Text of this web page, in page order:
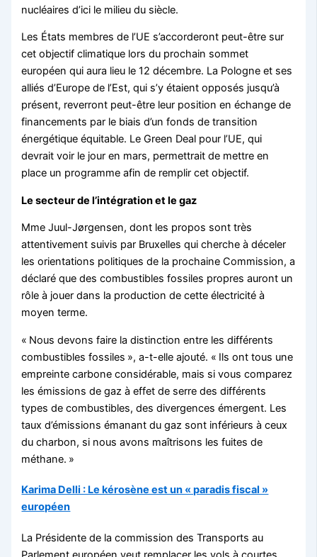
nucléaires d’ici le milieu du siècle.
Les États membres de l’UE s’accorderont peut-être sur
cet objectif climatique lors du prochain sommet
européen qui aura lieu le 12 décembre. La Pologne et ses
alliés d’Europe de l’Est, qui s’y étaient opposés jusqu’à
présent, reverront peut-être leur position en échange de
financements par le biais d’un fonds de transition
énergétique équitable. Le Green Deal pour l’UE, qui
devrait voir le jour en mars, permettrait de mettre en
place un programme afin de remplir cet objectif.
Le secteur de l’intégration et le gaz
Mme Juul-Jørgensen, dont les propos sont très
attentivement suivis par Bruxelles qui cherche à déceler
les orientations politiques de la prochaine Commission, a
déclaré que des combustibles fossiles propres auront un
rôle à jouer dans la production de cette électricité à
moyen terme.
« Nous devons faire la distinction entre les différents
combustibles fossiles », a-t-elle ajouté. « Ils ont tous une
empreinte carbone considérable, mais si vous comparez
les émissions de gaz à effet de serre des différents
types de combustibles, des divergences émergent. Les
taux d’émissions émanant du gaz sont inférieurs à ceux
du charbon, si nous avons maîtrisons les fuites de
méthane. »
Karima Delli : Le kérosène est un « paradis fiscal »
européen
La Présidente de la commission des Transports au